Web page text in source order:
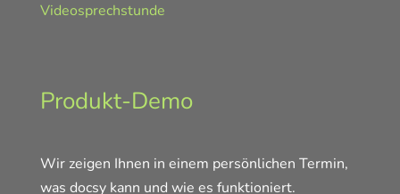
Videosprechstunde
Produkt-Demo
Wir zeigen Ihnen in einem persönlichen Termin,
was docsy kann und wie es funktioniert.